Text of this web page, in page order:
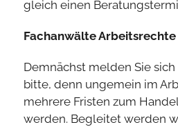
gleich einen
Fachanwälte
Demnächst melden Sie
bitte, denn ungemein im
mehrere Fristen zum
werden. Begleitet werden